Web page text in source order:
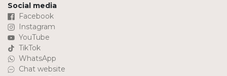
Social media
Facebook
Instagram
YouTube
TikTok
WhatsApp
Chat website